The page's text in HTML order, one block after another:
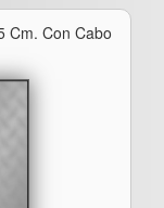
Cm. Con Cabo